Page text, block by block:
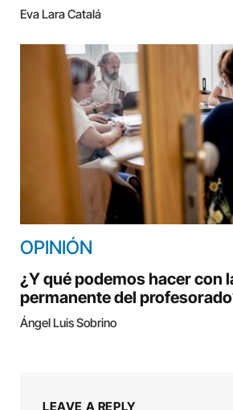
Eva Lara Catalá
OPINIÓN
¿Y qué podemos hacer con
permanente del
Ángel Luis Sobrino
LEAVE A REPLY